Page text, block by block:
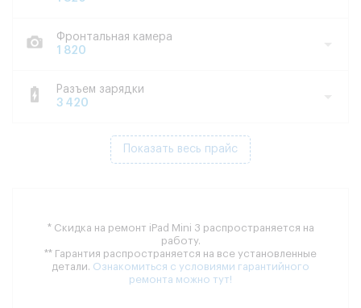
Фронтальная камера
1 820
Разъем зарядки
3 420
Показать весь прайс
* Скидка на ремонт iPad Mini 3 распространяется на
работу.
** Гарантия распространяется на все установленные
детали. Ознакомиться с условиями гарантийного
ремонта можно тут!